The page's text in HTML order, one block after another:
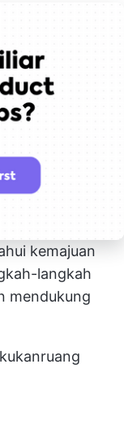
kemajuan
langkah
mendukung
ruang